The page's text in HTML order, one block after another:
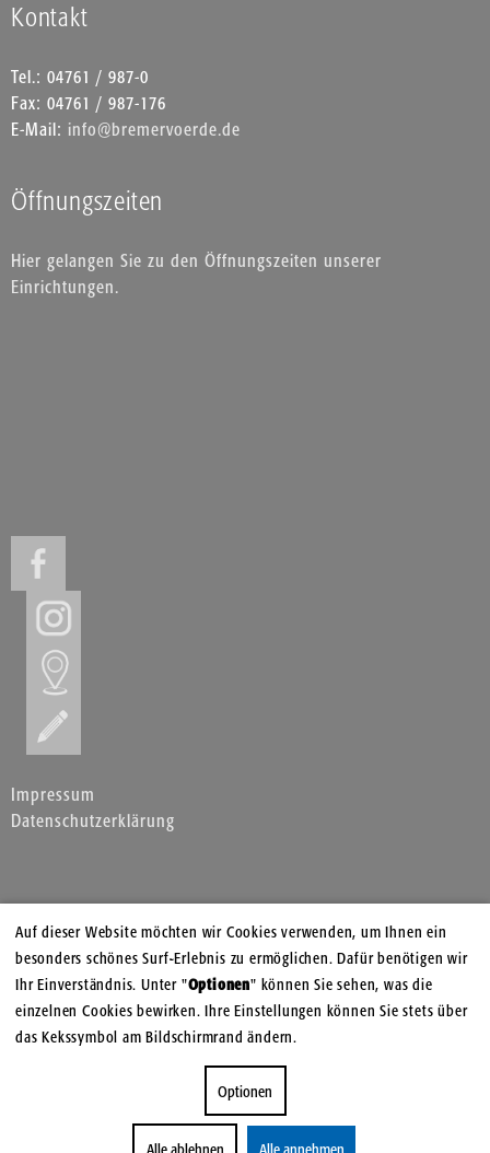
Kontakt
Tel.: 04761 / 987-0
Fax: 04761 / 987-176
E-Mail: info@bremervoerde.de
Öffnungszeiten
Hier gelangen Sie zu den Öffnungszeiten unserer
Einrichtungen.
Impressum
Datenschutzerklärung
Auf dieser Website möchten wir Cookies verwenden, um Ihnen ein
besonders schönes Surf-Erlebnis zu ermöglichen. Dafür benötigen wir
Ihr Einverständnis. Unter "Optionen" können Sie sehen, was die
einzelnen Cookies bewirken. Ihre Einstellungen können Sie stets über
das Kekssymbol am Bildschirmrand ändern.
Optionen
Alle ablehnen Alle annehmen